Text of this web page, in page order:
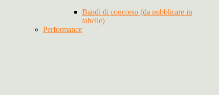
Bandi di concorso (da pubblicare in
tabelle)
Performance